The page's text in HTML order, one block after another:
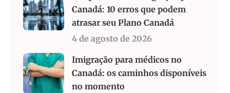
Canadá: 10 erros que podem
atrasar seu Plano Canadá
4 de agosto de 2026
Imigração para médicos no
Canadá: os caminhos disponíveis
no momento